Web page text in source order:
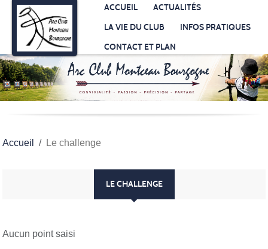
ACCUEIL
ACTUALITÉS
LA VIE DU CLUB
INFOS PRATIQUES
CONTACT ET PLAN
Accueil Le challenge
LE CHALLENGE
Aucun point saisi
Panneau de gestion des cookies